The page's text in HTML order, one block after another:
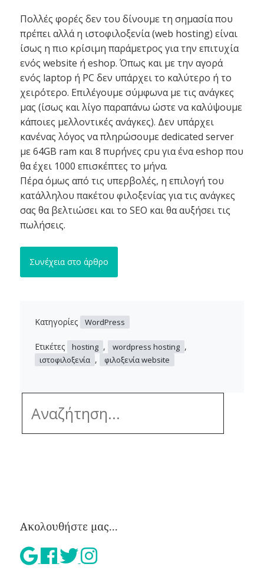
Πολλές φορές δεν του δίνουμε τη σημασία που
πρέπει αλλά η ιστοφιλοξενία (web hosting) είναι
ίσως η πιο κρίσιμη παράμετρος για την επιτυχία
ενός website ή eshop. Όπως και με την αγορά
ενός laptop ή PC δεν υπάρχει το καλύτερο ή το
χειρότερο. Επιλέγουμε σύμφωνα με τις ανάγκες
μας (ίσως και λίγο παραπάνω ώστε να καλύψουμε
κάποιες μελλοντικές ανάγκες). Δεν υπάρχει
κανένας λόγος να πληρώσουμε dedicated server
με 64GB ram και 8 πυρήνες cpu για ένα eshop που
θα έχει 1000 επισκέπτες το μήνα.
Πέρα όμως από τις υπερβολές, η επιλογή του
κατάλληλου πακέτου φιλοξενίας για τις ανάγκες
σας θα βελτιώσει και το SEO και θα αυξήσει τις
πωλήσεις.
Συνέχεια στο άρθρο
Κατηγορίες WordPress
Ετικέτες hosting , wordpress hosting ,
ιστοφιλοξενία , φιλοξενία website
Ακολουθήστε μας...